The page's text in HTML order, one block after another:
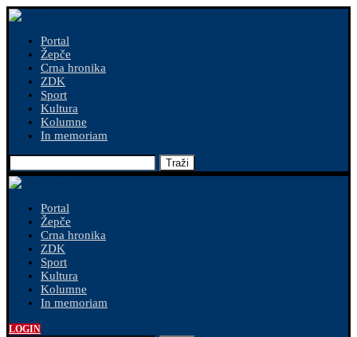
Portal
Žepče
Crna hronika
ZDK
Sport
Kultura
Kolumne
In memoriam
Traži
Portal
Žepče
Crna hronika
ZDK
Sport
Kultura
Kolumne
In memoriam
LOGIN